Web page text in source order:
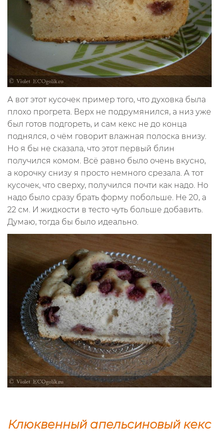
А вот этот кусочек пример того, что духовка была
плохо прогрета. Верх не подрумянился, а низ уже
был готов подгореть, и сам кекс не до конца
поднялся, о чём говорит влажная полоска внизу.
Но я бы не сказала, что этот первый блин
получился комом. Всё равно было очень вкусно,
а корочку снизу я просто немного срезала. А тот
кусочек, что сверху, получился почти как надо. Но
надо было сразу брать форму побольше. Не 20, а
22 см. И жидкости в тесто чуть больше добавить.
Думаю, тогда бы было идеально.
Клюквенный апельсиновый кекс